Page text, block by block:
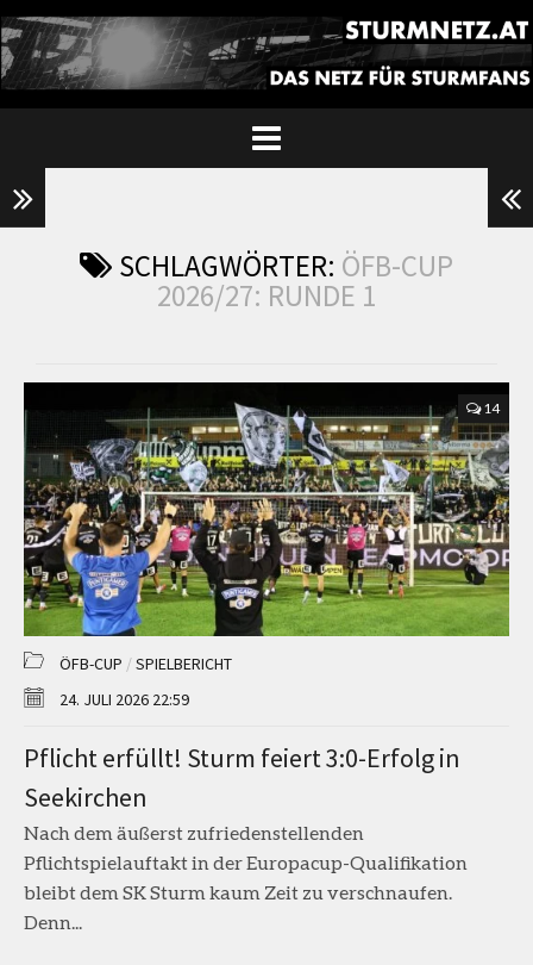
SCHLAGWÖRTER: ÖFB-CUP
2026/27: RUNDE 1
14
ÖFB-CUP /SPIELBERICHT
24. JULI 2026 22:59
Pflicht erfüllt! Sturm feiert 3:0-Erfolg in
Seekirchen
Nach dem äußerst zufriedenstellenden
Pflichtspielauftakt in der Europacup-Qualifikation
bleibt dem SK Sturm kaum Zeit zu verschnaufen.
Denn...